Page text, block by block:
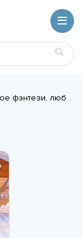
любовно-фантастические романы